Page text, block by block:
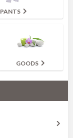
PANTS
GOODS